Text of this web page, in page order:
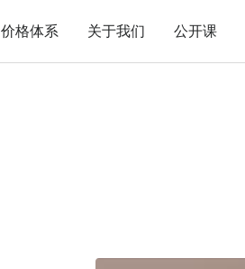
价格体系 关于我们 公开课